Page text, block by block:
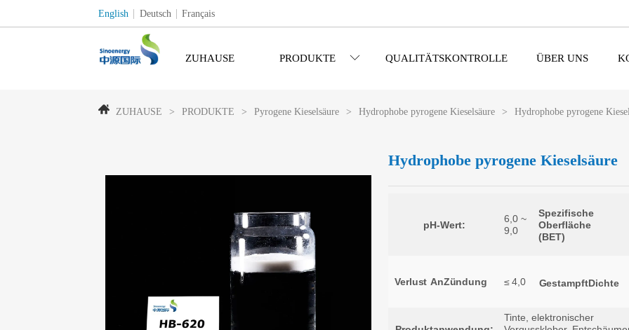
English Deutsch Français
ZUHAUSE PRODUKTE QUALITÄTSKONTROLLE ÜBER UNS
ZUHAUSE > PRODUKTE > Pyrogene Kieselsäure > Hydrophobe pyrogene Kieselsäure > Hydrophobe pyrogene
Hydrophobe pyrogene Kieselsäure